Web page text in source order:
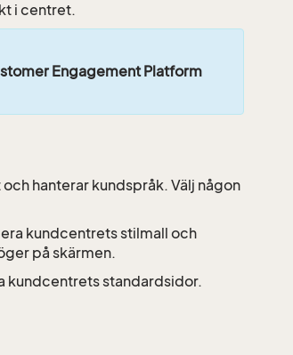
i centret.
Engagement Platform
hanterar kundspråk. Välj någon
kundcentrets stilmall och
på skärmen.
kundcentrets standardsidor.